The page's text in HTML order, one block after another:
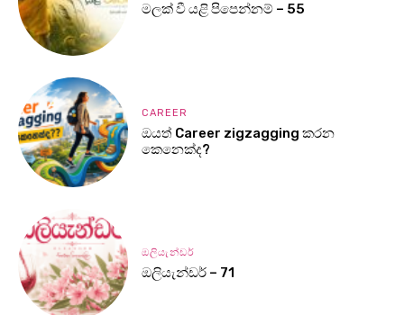
මලක් වී යළි පිපෙන්නම් – 55
CAREER
ඔයත් Career zigzagging කරන
කෙනෙක්ද?
ඔලියැන්ඩර්
ඔලියැන්ඩර් – 71